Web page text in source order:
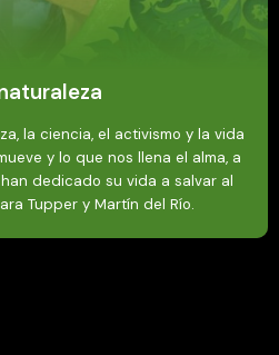
la ciencia, el activismo y la vida
y lo que nos llena el alma, a
dedicado su vida a salvar al
Tupper y Martín del Río.